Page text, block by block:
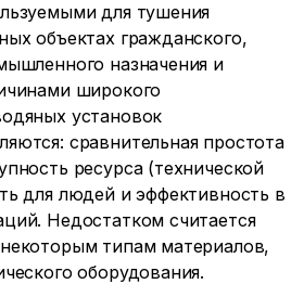
для тушения
объектах гражданского,
назначения и
широкого
установок
сравнительная простота
ресурса (технической
для людей и эффективность в
Недостатком считается
типам материалов,
оборудования.